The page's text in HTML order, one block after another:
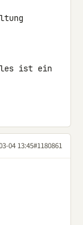
ist ein
04 13:45#1180861